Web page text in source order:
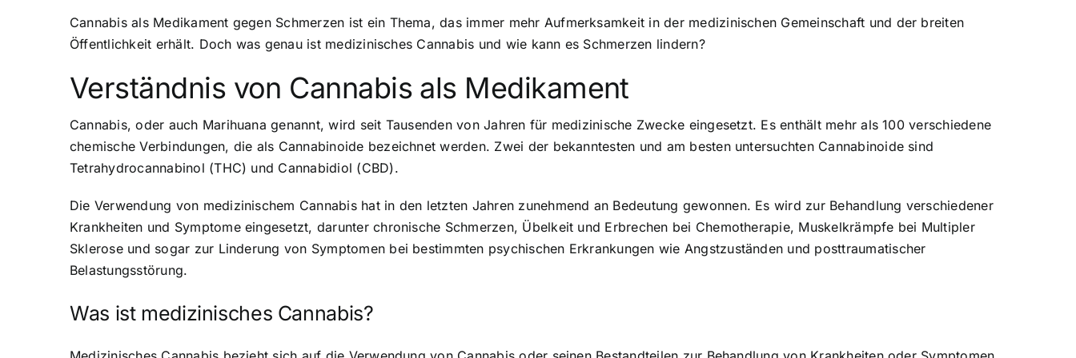
Cannabis als Medikament gegen Schmerzen ist ein Thema, das immer mehr Aufmerksamkeit in der medizinischen Gemeinschaft und der breiten
Öffentlichkeit erhält. Doch was genau ist medizinisches Cannabis und wie kann es Schmerzen lindern?
Verständnis von Cannabis als Medikament
Cannabis, oder auch Marihuana genannt, wird seit Tausenden von Jahren für medizinische Zwecke eingesetzt. Es enthält mehr als 100 verschiedene
chemische Verbindungen, die als Cannabinoide bezeichnet werden. Zwei der bekanntesten und am besten untersuchten Cannabinoide sind
Tetrahydrocannabinol (THC) und Cannabidiol (CBD).
Die Verwendung von medizinischem Cannabis hat in den letzten Jahren zunehmend an Bedeutung gewonnen. Es wird zur Behandlung verschiedener
Krankheiten und Symptome eingesetzt, darunter chronische Schmerzen, Übelkeit und Erbrechen bei Chemotherapie, Muskelkrämpfe bei Multipler
Sklerose und sogar zur Linderung von Symptomen bei bestimmten psychischen Erkrankungen wie Angstzuständen und posttraumatischer
Belastungsstörung.
Was ist medizinisches Cannabis?